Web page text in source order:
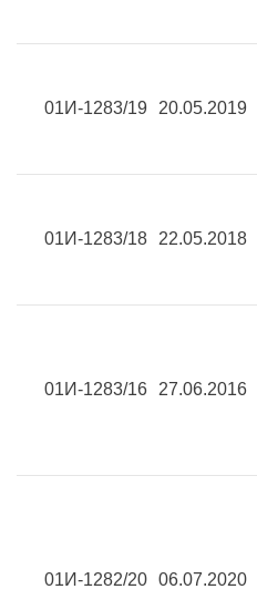
01И-1283/19 20.05.2019
01И-1283/18 22.05.2018
01И-1283/16 27.06.2016
01И-1282/20 06.07.2020